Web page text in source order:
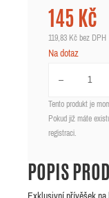
145 Kč
119,83 Kč bez DPH
Na dotaz
Tento produkt je
Pokud již máte
registraci.
POPIS